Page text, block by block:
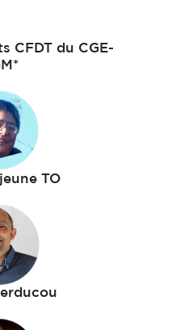
CFDT du CGE-
TO